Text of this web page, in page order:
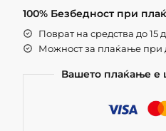
100% Безбедност при
Поврат на средства до 15
Можност за плаќање при
Вашето плаќање е